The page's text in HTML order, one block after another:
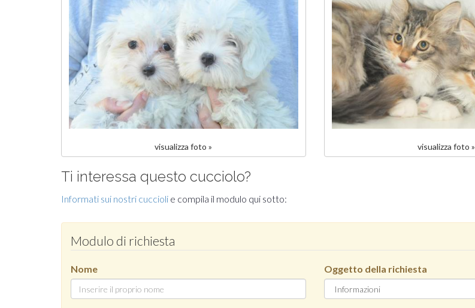
visualizza foto » visualizza foto »
Ti interessa questo cucciolo?
Informati sui nostri cuccioli e compila il modulo qui sotto:
Modulo di richiesta
Nome Oggetto della richiesta